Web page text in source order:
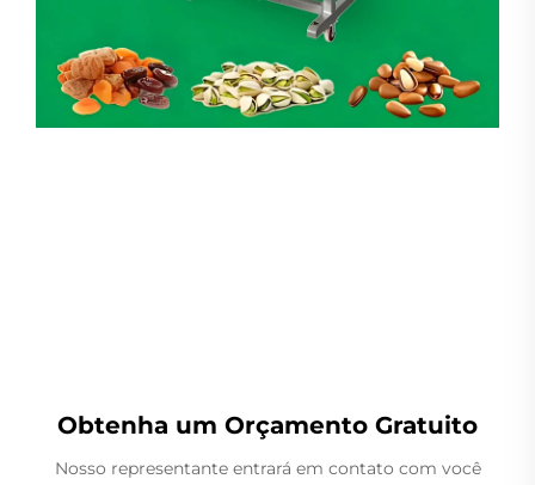
Obtenha um Orçamento Gratuito
Nosso representante entrará em contato com você